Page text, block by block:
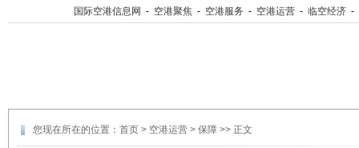
国际空港信息网 - 空港聚焦 - 空港服务 - 空港运营 - 临空经济 -
您现在所在的位置： 首页 > 空港运营 > 保障 >> 正文